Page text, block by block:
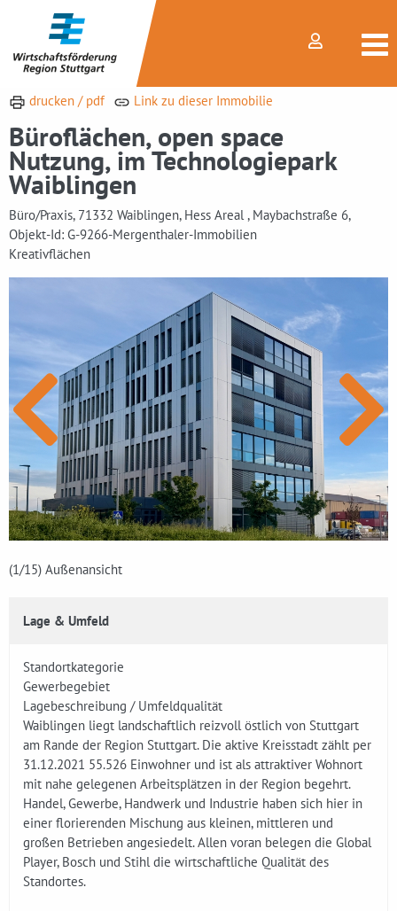
drucken / pdf Link zu dieser Immobilie
Büroflächen, open space
Nutzung, im Technologiepark
Waiblingen
Büro/Praxis, 71332 Waiblingen, Hess Areal , Maybachstraße 6,
Objekt-Id: G-9266-Mergenthaler-Immobilien
Kreativflächen
(1/15) Außenansicht
Lage & Umfeld
Standortkategorie
Gewerbegebiet
Lagebeschreibung / Umfeldqualität
Waiblingen liegt landschaftlich reizvoll östlich von Stuttgart
am Rande der Region Stuttgart. Die aktive Kreisstadt zählt per
31.12.2021 55.526 Einwohner und ist als attraktiver Wohnort
mit nahe gelegenen Arbeitsplätzen in der Region begehrt.
Handel, Gewerbe, Handwerk und Industrie haben sich hier in
einer florierenden Mischung aus kleinen, mittleren und
großen Betrieben angesiedelt. Allen voran belegen die Global
Player, Bosch und Stihl die wirtschaftliche Qualität des
Standortes.